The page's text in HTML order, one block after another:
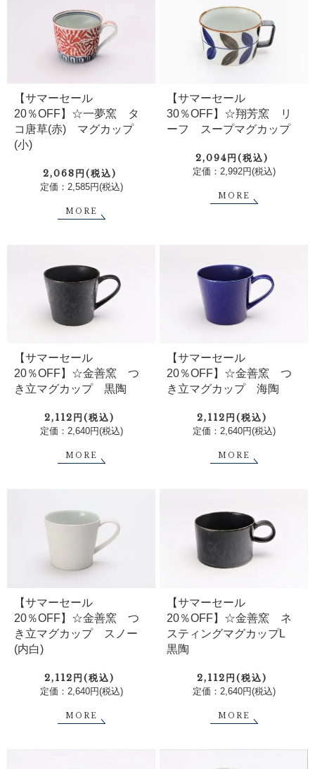
【サマーセール
20％OFF】☆一夢窯 タ
コ唐草(赤) マグカップ
(小)
2,068円(税込)
定価：2,585円(税込)
MORE
【サマーセール
30％OFF】☆翔芳窯 リ
ーフ スープマグカップ
2,094円(税込)
定価：2,992円(税込)
MORE
【サマーセール
20％OFF】☆金善窯 つ
き立マグカップ 黒陶
2,112円(税込)
定価：2,640円(税込)
MORE
【サマーセール
20％OFF】☆金善窯 つ
き立マグカップ 海陶
2,112円(税込)
定価：2,640円(税込)
MORE
【サマーセール
20％OFF】☆金善窯 つ
き立マグカップ スノー
(内白)
2,112円(税込)
定価：2,640円(税込)
MORE
【サマーセール
20％OFF】☆金善窯 ネ
スティングマグカップL
黒陶
2,112円(税込)
定価：2,640円(税込)
MORE